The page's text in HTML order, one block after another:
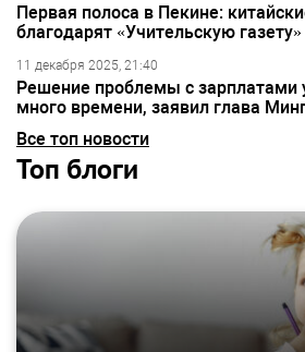
Первая полоса в Пекине:
благодарят «Учительскую газету»
11 декабря 2025, 21:40
Решение проблемы с зарплатами
много времени, заявил глава
Все топ новости
Топ блоги